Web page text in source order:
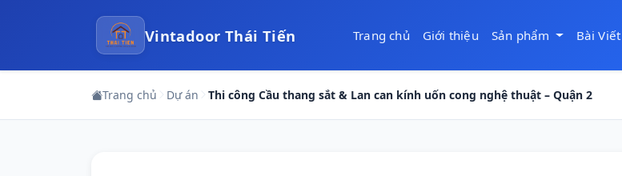
Vintadoor Thái Tiến Trang chủ Giới thiệu Sản phẩm Bài Viết
Trang chủ Dự án Thi công Cầu thang sắt & Lan can kính uốn cong nghệ thuật – Quận 2